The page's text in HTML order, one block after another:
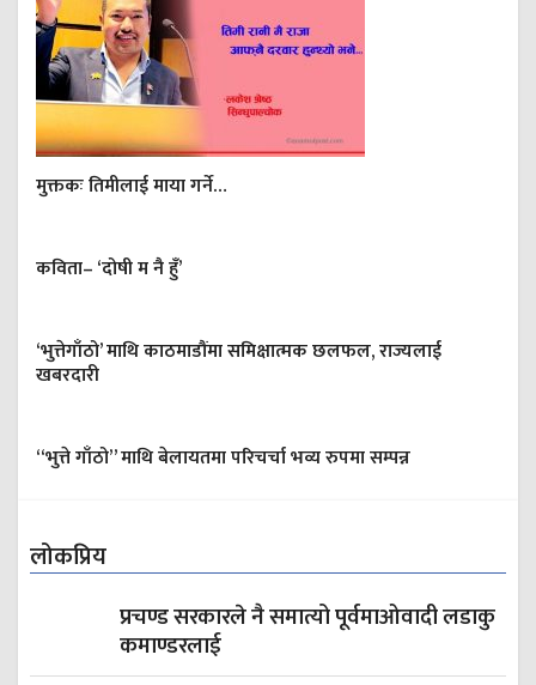
मुक्तकः तिमीलाई माया गर्ने…
कविता– ‘दोषी म नै हुँ’
‘भुत्तेगाँठो’ माथि काठमाडौंमा समिक्षात्मक छलफल, राज्यलाई
खबरदारी
“भुत्ते गाँठो” माथि बेलायतमा परिचर्चा भव्य रुपमा सम्पन्न
लोकप्रिय
प्रचण्ड सरकारले नै समात्यो पूर्वमाओवादी लडाकु
कमाण्डरलाई